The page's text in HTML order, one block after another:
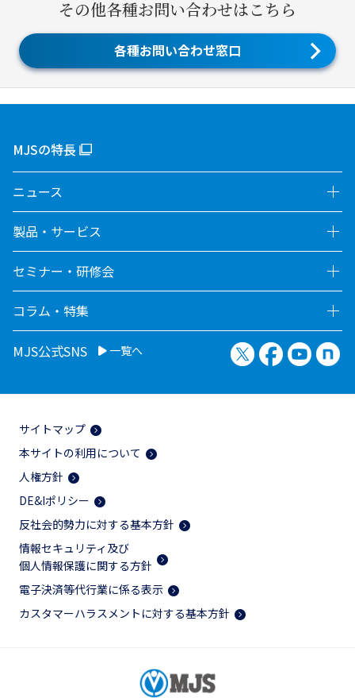
その他各種お問い合わせはこちら
各種お問い合わせ窓口
MJSの特長
ニュース
製品・サービス
セミナー・研修会
コラム・特集
MJS公式SNS 一覧へ X（旧Twitter）
Facebook
サイトマップ
本サイトの利用について
人権方針
DE&Iポリシー
反社会的勢力に対する基本方針
情報セキュリティ及び
個人情報保護に関する方針
電子決済等代行業に係る表示
カスタマーハラスメントに対する基本方針